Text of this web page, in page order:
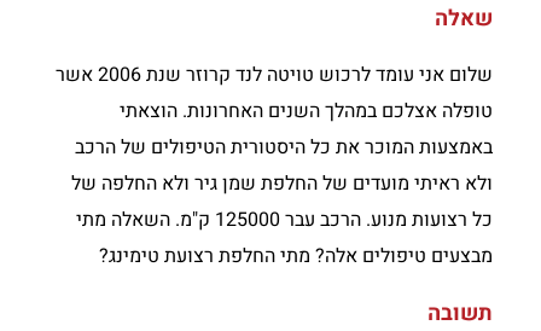
שאלה
שלום אני עומד לרכוש טויטה לנד קרוזר שנת 2006 אשר
טופלה אצלכם במהלך השנים האחרונות. הוצאתי
באמצעות המוכר את כל היסטורית הטיפולים של הרכב
ולא ראיתי מועדים של החלפת שמן גיר ולא החלפה של
כל רצועות מנוע. הרכב עבר 125000 ק"מ. השאלה מתי
מבצעים טיפולים אלה? מתי החלפת רצועת טימינג?
תשובה